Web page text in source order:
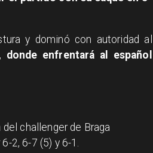
y dominó con autoridad al
donde enfrentará al español
challenger de Braga
2, 6-7 (5) y 6-1.